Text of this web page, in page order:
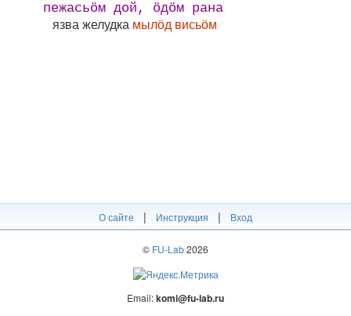
пежасьӧм дой, ӧдӧм рана
язва желудка мылӧд висьӧм
О сайте | Инструкция | Вход
© FU-Lab2026
Email:komi@fu-lab.ru